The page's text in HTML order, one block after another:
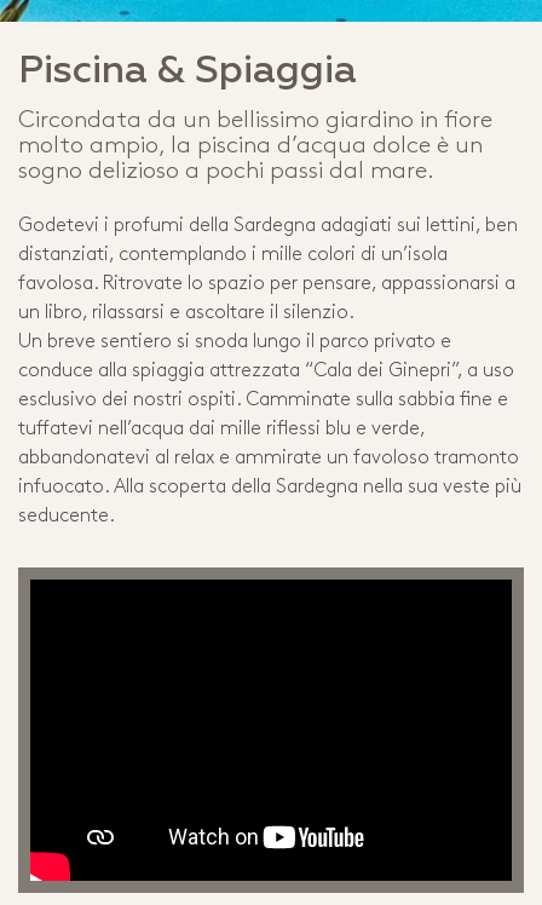
Piscina & Spiaggia
Circondata da un bellissimo giardino in fiore
molto ampio, la piscina d’acqua dolce è un
sogno delizioso a pochi passi dal mare.
Godetevi i profumi della Sardegna adagiati sui lettini, ben
distanziati, contemplando i mille colori di un’isola
favolosa. Ritrovate lo spazio per pensare, appassionarsi a
un libro, rilassarsi e ascoltare il silenzio.
Un breve sentiero si snoda lungo il parco privato e
conduce alla spiaggia attrezzata “Cala dei Ginepri”, a uso
esclusivo dei nostri ospiti. Camminate sulla sabbia fine e
tuffatevi nell’acqua dai mille riflessi blu e verde,
abbandonatevi al relax e ammirate un favoloso tramonto
infuocato. Alla scoperta della Sardegna nella sua veste più
seducente.